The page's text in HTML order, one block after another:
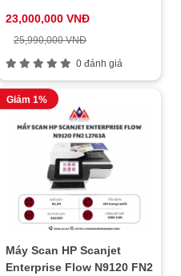
23,000,000 VNĐ
25,990,000 VNĐ
0 đánh giá
Giảm 1%
Máy Scan HP Scanjet
Enterprise Flow N9120 FN2